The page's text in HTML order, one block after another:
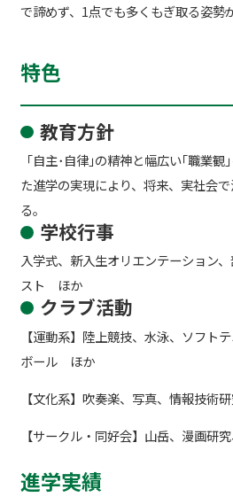
で諦めず、1点でも多くもぎ取る姿勢
特色
教育方針
「自主･自律｣の精神と幅広い｢職業
た進学の実現により、将来、実社会
る。
学校行事
入学式、新入生オリエンテーション
スト ほか
クラブ活動
【運動系】陸上競技、水泳、ソフト
ボール ほか
【文化系】吹奏楽、写真、情報技
【サークル・同好会】山岳、漫画研
進学実績